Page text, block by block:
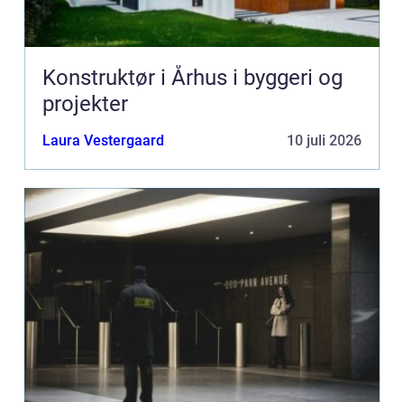
Konstruktør i Århus i byggeri og
projekter
Laura Vestergaard 10 juli 2026